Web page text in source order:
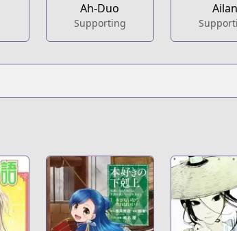
manga/drama/los-diarios-de-la-boticaria
enix-games.com/en-us/series/the-
Ah-Duo
Supporting
Ailan